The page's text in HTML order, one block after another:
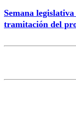
Semana
tramitación del